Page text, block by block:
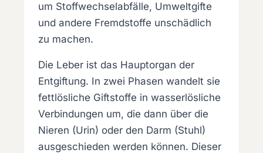
um Stoffwechselabfälle, Umweltgifte
und andere Fremdstoffe unschädlich
zu machen.
Die Leber ist das Hauptorgan der
Entgiftung. In zwei Phasen wandelt sie
fettlösliche Giftstoffe in wasserlösliche
Verbindungen um, die dann über die
Nieren (Urin) oder den Darm (Stuhl)
ausgeschieden werden können. Dieser